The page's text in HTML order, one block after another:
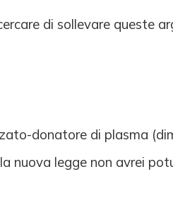
di sollevare queste
donatore di plasma
nuova legge non avrei